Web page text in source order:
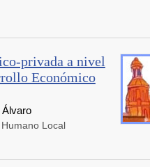
privada a nivel
Económico
Local